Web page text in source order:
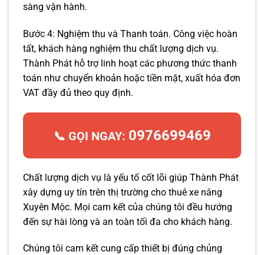
sàng vận hành.
Bước 4: Nghiệm thu và Thanh toán. Công việc hoàn
tất, khách hàng nghiệm thu chất lượng dịch vụ.
Thành Phát hỗ trợ linh hoạt các phương thức thanh
toán như chuyển khoản hoặc tiền mặt, xuất hóa đơn
VAT đầy đủ theo quy định.
📞 GỌI NGAY: 0976699469
Chất lượng dịch vụ là yếu tố cốt lõi giúp Thành Phát
xây dựng uy tín trên thị trường cho thuê xe nâng
Xuyên Mộc. Mọi cam kết của chúng tôi đều hướng
đến sự hài lòng và an toàn tối đa cho khách hàng.
Chúng tôi cam kết cung cấp thiết bị đúng chủng